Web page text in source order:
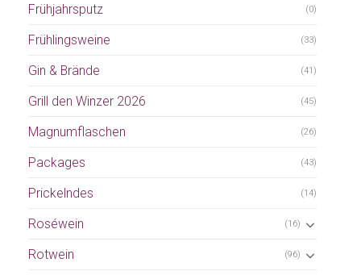
Frühjahrsputz (0)
Frühlingsweine (33)
Gin & Brände (41)
Grill den Winzer 2026 (45)
Magnumflaschen (26)
Packages (43)
Prickelndes (14)
Roséwein (16)
Rotwein (96)